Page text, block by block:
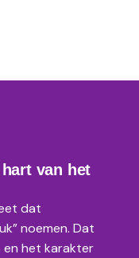
van het
dat
noemen. Dat
het karakter